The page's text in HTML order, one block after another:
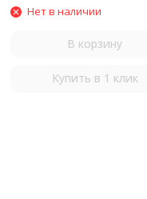
Нет в наличии
В корзину
Купить в 1 клик